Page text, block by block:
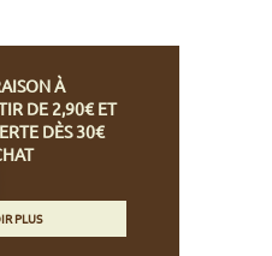
À
DE 2,90€ ET
DÈS 30€
PLUS